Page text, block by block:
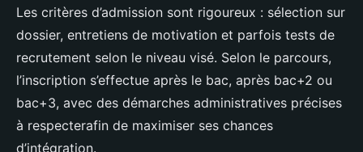
Les critères d’admission sont rigoureux : sélection sur
dossier, entretiens de motivation et parfois tests de
recrutement selon le niveau visé. Selon le parcours,
l’inscription s’effectue après le bac, après bac+2 ou
bac+3, avec des démarches administratives précises
à respecterafin de maximiser ses chances
d’intégration.